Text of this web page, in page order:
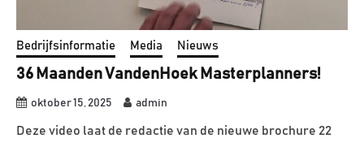
Bedrijfsinformatie Media Nieuws
36 Maanden VandenHoek Masterplanners!
oktober 15, 2025 admin
Deze video laat de redactie van de nieuwe brochure 22